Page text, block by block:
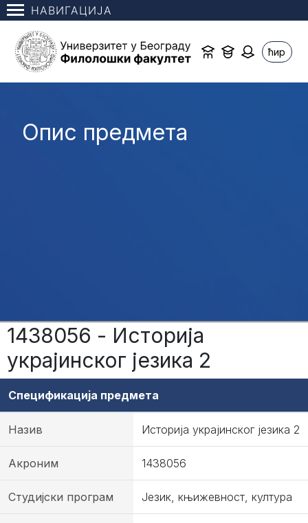
НАВИГАЦИЈА
ћир
Опис предмета
1438056 - Историја
украјинског језика 2
Спецификација предмета
Назив Историја украјинског језика 2
Акроним 1438056
Студијски програм Језик, књижевност, култура